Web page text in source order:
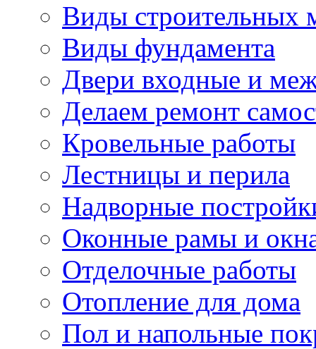
Виды строительных
Виды фундамента
Двери входные и
Делаем ремонт
Кровельные работы
Лестницы и перила
Надворные
Оконные рамы и
Отделочные работы
Отопление для дома
Пол и напольные